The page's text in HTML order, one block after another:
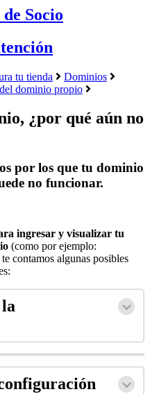
Socio
tu tienda
Dominios
dominio propio
¿por qué aún no
por los que tu dominio
no funcionar.
ingresar y visualizar tu
(como por ejemplo:
contamos algunas posibles